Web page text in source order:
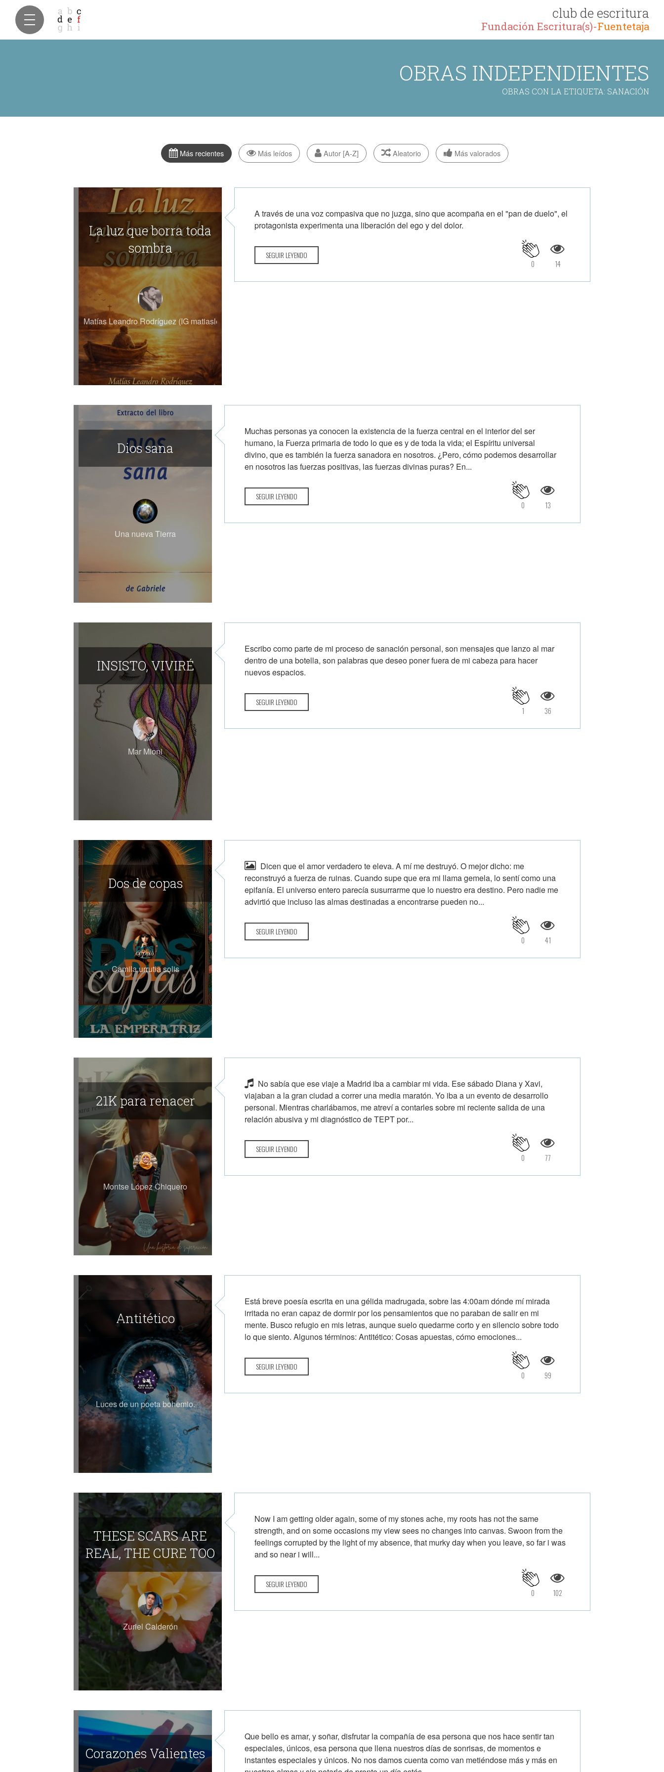
club de escritura
Fundación Escritura(s)-Fuentetaja
OBRAS INDEPENDIENTES
OBRAS CON LA ETIQUETA: SANACIÓN
Más recientes Más leídos Autor [A-Z] Aleatorio Más valorados
La luz que borra toda
sombra
Matías Leandro Rodríguez (IG matiasleandro09)
A través de una voz compasiva que no juzga, sino que acompaña en el "pan de duelo", el
protagonista experimenta una liberación del ego y del dolor.
SEGUIR LEYENDO
14
0
Dios sana
Una nueva Tierra
Muchas personas ya conocen la existencia de la fuerza central en el interior del ser
humano, la Fuerza primaria de todo lo que es y de toda la vida; el Espíritu universal
divino, que es también la fuerza sanadora en nosotros. ¿Pero, cómo podemos desarrollar
en nosotros las fuerzas positivas, las fuerzas divinas puras? En...
SEGUIR LEYENDO
13
0
INSISTO, VIVIRÉ
Mar Mioni
Escribo como parte de mi proceso de sanación personal, son mensajes que lanzo al mar
dentro de una botella, son palabras que deseo poner fuera de mi cabeza para hacer
nuevos espacios.
SEGUIR LEYENDO
36
1
Dos de copas
Camila urrutia solis
Dicen que el amor verdadero te eleva. A mí me destruyó. O mejor dicho: me
reconstruyó a fuerza de ruinas. Cuando supe que era mi llama gemela, lo sentí como una
epifanía. El universo entero parecía susurrarme que lo nuestro era destino. Pero nadie me
advirtió que incluso las almas destinadas a encontrarse pueden no...
SEGUIR LEYENDO
41
0
21K para renacer
Montse López Chiquero
No sabía que ese viaje a Madrid iba a cambiar mi vida. Ese sábado Diana y Xavi,
viajaban a la gran ciudad a correr una media maratón. Yo iba a un evento de desarrollo
personal. Mientras charlábamos, me atreví a contarles sobre mi reciente salida de una
relación abusiva y mi diagnóstico de TEPT por...
SEGUIR LEYENDO
77
0
Antitético
Luces de un poeta bohemio.
Está breve poesía escrita en una gélida madrugada, sobre las 4:00am dónde mí mirada
irritada no eran capaz de dormir por los pensamientos que no paraban de salir en mi
mente. Busco refugio en mis letras, aunque suelo quedarme corto y en silencio sobre todo
lo que siento. Algunos términos: Antitético: Cosas apuestas, cómo emociones...
SEGUIR LEYENDO
99
0
THESE SCARS ARE
REAL, THE CURE TOO
Zuriel Calderón
Now I am getting older again, some of my stones ache, my roots has not the same
strength, and on some occasions my view sees no changes into canvas. Swoon from the
feelings corrupted by the light of my absence, that murky day when you leave, so far i was
and so near i will...
SEGUIR LEYENDO
102
0
Corazones Valientes
Que bello es amar, y soñar, disfrutar la compañía de esa persona que nos hace sentir tan
especiales, únicos, esa persona que llena nuestros días de sonrisas, de momentos e
instantes especiales y únicos. No nos damos cuenta como van metiéndose más y más en